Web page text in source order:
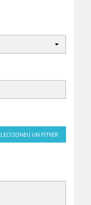
UN FITXER